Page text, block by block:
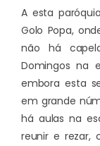
A esta
Golo Popa,
não há
Domingos na
embora esta
em grande
há aulas na
reunir e rezar,